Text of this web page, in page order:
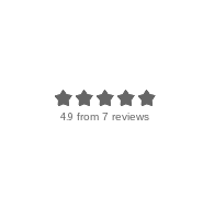
4.9 from 7 reviews